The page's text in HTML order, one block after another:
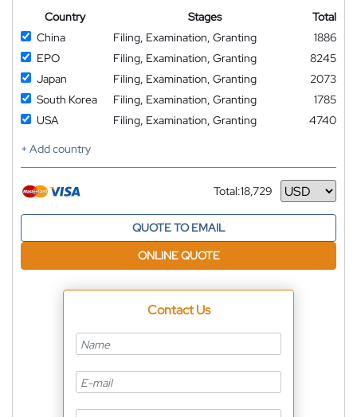
Country
Stages
Total
China
Filing, Examination, Granting
1886
EPO
Filing, Examination, Granting
8245
Japan
Filing, Examination, Granting
2073
South Korea
Filing, Examination, Granting
1785
USA
Filing, Examination, Granting
4740
+ Add country
Total:18,729
Currency
QUOTE TO EMAIL
ONLINE QUOTE
Contact Us